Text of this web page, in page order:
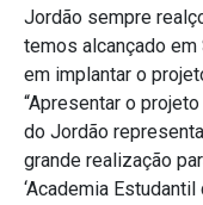
Jordão sempre
temos alcançado
em implantar o
“Apresentar o
do Jordão
grande realização
‘Academia